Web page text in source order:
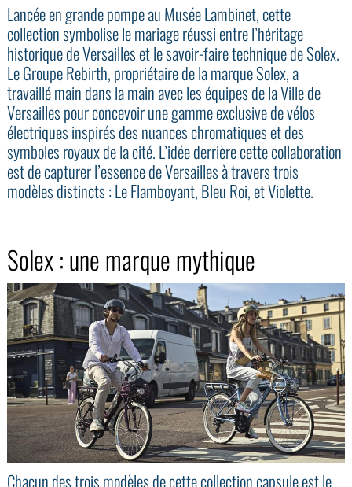
Lancée en grande pompe au Musée Lambinet, cette
collection symbolise le mariage réussi entre l’héritage
historique de Versailles et le savoir-faire technique de Solex.
Le Groupe Rebirth, propriétaire de la marque Solex, a
travaillé main dans la main avec les équipes de la Ville de
Versailles pour concevoir une gamme exclusive de vélos
électriques inspirés des nuances chromatiques et des
symboles royaux de la cité. L’idée derrière cette collaboration
est de capturer l’essence de Versailles à travers trois
modèles distincts : Le Flamboyant, Bleu Roi, et Violette.
Solex : une marque mythique
Chacun des trois modèles de cette collection capsule est le